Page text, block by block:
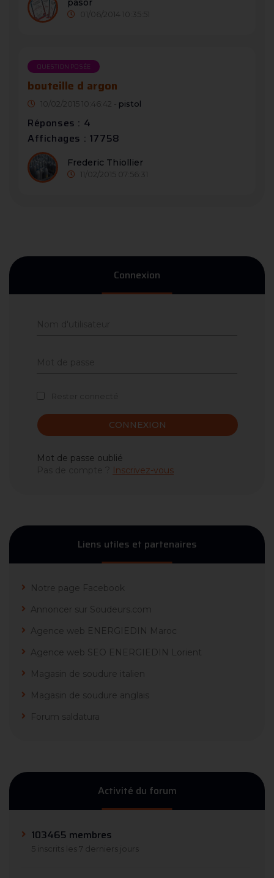
pasor
01/06/2014 10:35:51
QUESTION POSÉE
bouteille d argon
10/02/2015 10:46:42 - pistol
Réponses : 4
Affichages : 17758
Frederic Thiollier
11/02/2015 07:56:31
Connexion
CONNEXION
Mot de passe oublié
Inscrivez-vous
Liens utiles et partenaires
Notre page Facebook
Annoncer sur Soudeurs.com
Agence web ENERGIEDIN Maroc
Agence web SEO ENERGIEDIN Lorient
Magasin de soudure italien
Magasin de soudure anglais
Forum saldatura
Activité du forum
103465 membres
5 inscrits les 7 derniers jours